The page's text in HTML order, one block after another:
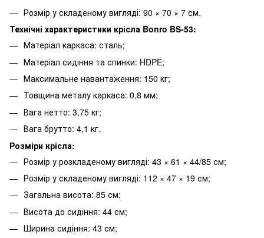
Розмір у складеному вигляді: 90 × 70 × 7 см.
Технічні характеристики крісла Bonro BS-53:
Матеріал каркаса: сталь;
Матеріал сидіння та спинки: HDPE;
Максимальне навантаження: 150 кг;
Товщина металу каркаса: 0,8 мм;
Вага нетто: 3,75 кг;
Вага брутто: 4,1 кг.
Розміри крісла:
Розмір у розкладеному вигляді: 43 × 61 × 44/85 см;
Розмір у складеному вигляді: 112 × 47 × 19 см;
Загальна висота: 85 см;
Висота до сидіння: 44 см;
Ширина сидіння: 43 см;